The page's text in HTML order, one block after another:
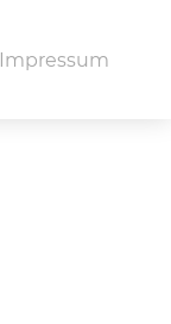
Impressum